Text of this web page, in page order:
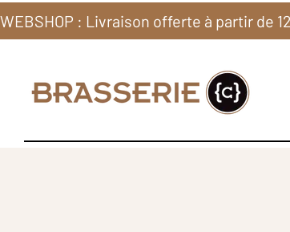
WEBSHOP : Livraison offerte à partir de